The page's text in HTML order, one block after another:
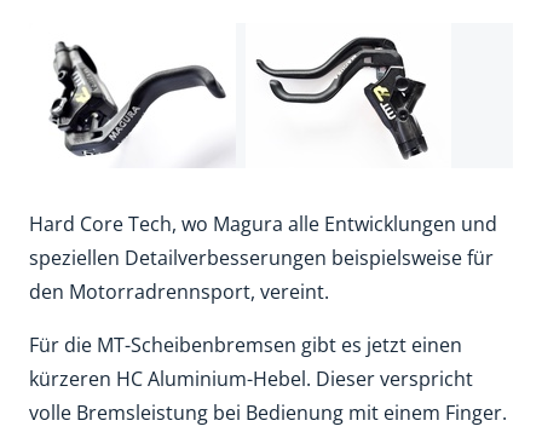
Hard Core Tech, wo Magura alle Entwicklungen und
speziellen Detailverbesserungen beispielsweise für
den Motorradrennsport, vereint.
Für die MT-Scheibenbremsen gibt es jetzt einen
kürzeren HC Aluminium-Hebel. Dieser verspricht
volle Bremsleistung bei Bedienung mit einem Finger.